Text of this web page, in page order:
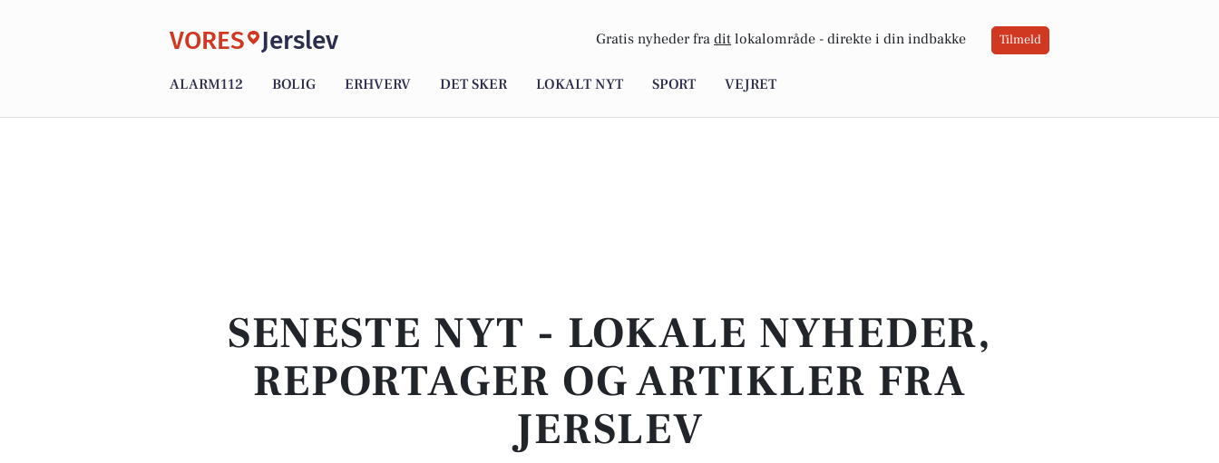
VORES Jerslev Gratis nyheder fra dit lokalområde - direkte i din indbakke Tilmeld
ALARM112 BOLIG ERHVERV DET SKER LOKALT NYT SPORT VEJRET
SENESTE NYT - LOKALE NYHEDER,
REPORTAGER OG ARTIKLER FRA
JERSLEV